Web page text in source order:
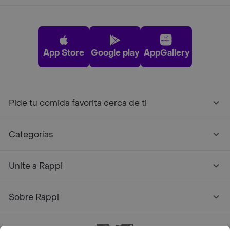
App Store Google play AppGallery
Pide tu comida favorita cerca de ti
Categorías
Unite a Rappi
Sobre Rappi
Facebook
Twitter
Instagram